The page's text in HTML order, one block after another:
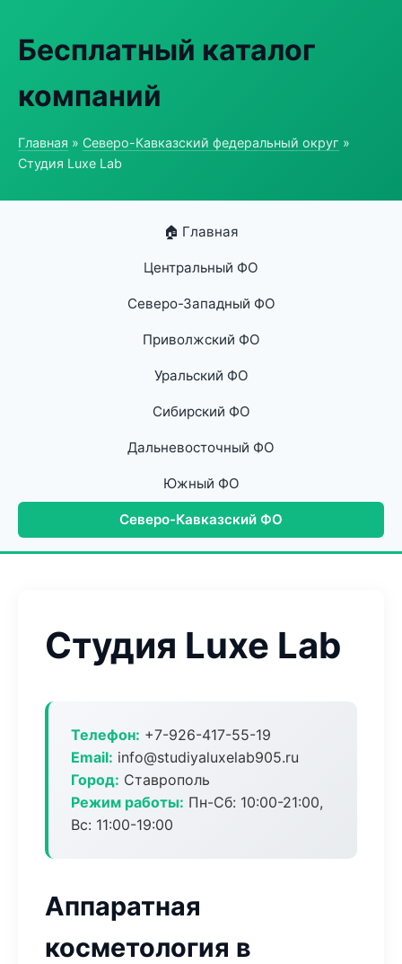
Бесплатный каталог
компаний
Главная » Северо-Кавказский федеральный округ »
Студия Luxe Lab
🏠 Главная
Центральный ФО
Северо-Западный ФО
Приволжский ФО
Уральский ФО
Сибирский ФО
Дальневосточный ФО
Южный ФО
Северо-Кавказский ФО
Студия Luxe Lab
Телефон: +7-926-417-55-19
Email: info@studiyaluxelab905.ru
Город: Ставрополь
Режим работы: Пн-Сб: 10:00-21:00,
Вс: 11:00-19:00
Аппаратная
косметология в